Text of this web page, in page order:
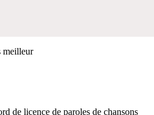
meilleur
de licence de paroles de chansons